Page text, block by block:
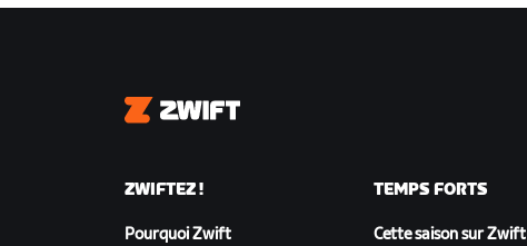
Zwift
ZWIFTEZ !
Pourquoi Zwift
TEMPS FORTS
Cette saison sur Zwift